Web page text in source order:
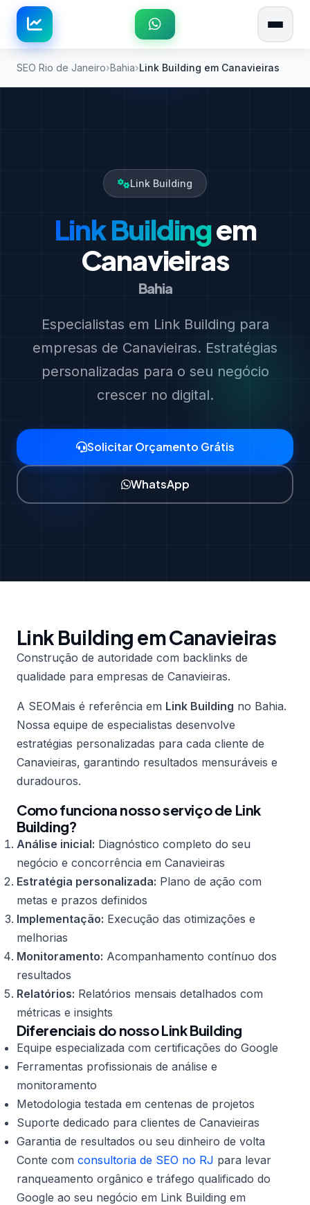
SEO Rio de Janeiro Bahia Link Building em Canavieiras
Link Building
Link Buildingem
Canavieiras
Bahia
Especialistas em Link Building para
empresas de Canavieiras. Estratégias
personalizadas para o seu negócio
crescer no digital.
Solicitar Orçamento Grátis
WhatsApp
Link Building em Canavieiras
Construção de autoridade com backlinks de
qualidade para empresas de Canavieiras.
A SEOMais é referência em Link Building no Bahia.
Nossa equipe de especialistas desenvolve
estratégias personalizadas para cada cliente de
Canavieiras, garantindo resultados mensuráveis e
duradouros.
Como funciona nosso serviço de Link
Building?
Análise inicial: Diagnóstico completo do seu
negócio e concorrência em Canavieiras
Estratégia personalizada: Plano de ação com
metas e prazos definidos
Implementação: Execução das otimizações e
melhorias
Monitoramento: Acompanhamento contínuo dos
resultados
Relatórios: Relatórios mensais detalhados com
métricas e insights
Diferenciais do nosso Link Building
Equipe especializada com certificações do Google
Ferramentas profissionais de análise e
monitoramento
Metodologia testada em centenas de projetos
Suporte dedicado para clientes de Canavieiras
Garantia de resultados ou seu dinheiro de volta
Conte com consultoria de SEO no RJ para levar
ranqueamento orgânico e tráfego qualificado do
Google ao seu negócio em Link Building em